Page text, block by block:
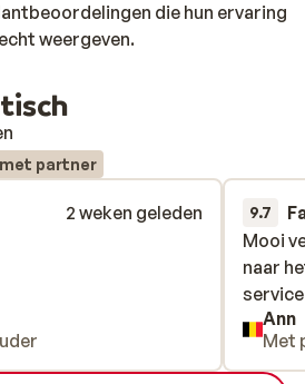
die hun ervaring
weergeven.
partner
2 weken geleden
9.7
Mooi
naar
Mooi
naar
Ann
Met